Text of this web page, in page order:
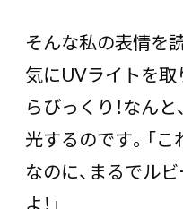
そんな私の表情を
気にUVライトを取
らびっくり！なん
光するのです。「こ
なのに、まるでル
よ！」